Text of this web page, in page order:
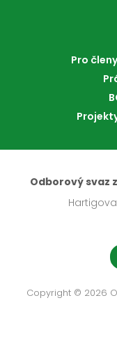
Pro
Odborový svaz
Copyright © 2026